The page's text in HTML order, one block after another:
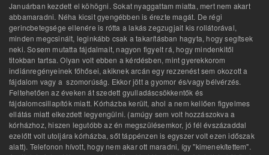
Januárban kezdett el köhögni. Sokat nyaggattam miatta, mert nem akart
abbamaradni. Néha kicsit gyengébben is érezte magát. De régi
gerincbetegsége ellenére is rótta a lakás zegzugjait kis rollátorával,
minden megcsinált, leginkább csak a takarításban hagyta, hogy segítsek
neki. Sosem mutatta fájdalmait, nagyon figyelt rá, hogy mindenkitől
titokban tartsa. Olyan volt ebben a kérdésben, mint gyerekkorom
indiánregényeinek főhősei, akiknek arcán egy rezzenést sem okozott a
fájdalom vagy a szomorúság. Ekkor jött a gyomor és/vagy bélvérzés.
Feltehetően az éveken át szedett gyulladáscsökkentők és
fájdalomcsillapítók miatt. Kórházba került, ahol a nem kellően figyelmes
ellátás miatt elkezdett legyengülni. (amúgy sem volt hozzászokva a
kórházhoz, hiszen legutóbb az én megszülésemkor, jó fél évszázaddal
ezelőtt volt utoljára kórházba, sőt táppénzen is egyszer volt ezen időszak
alatt). Telefonon hívott, hogy nem akar ott maradni, így "kimenekítettem".